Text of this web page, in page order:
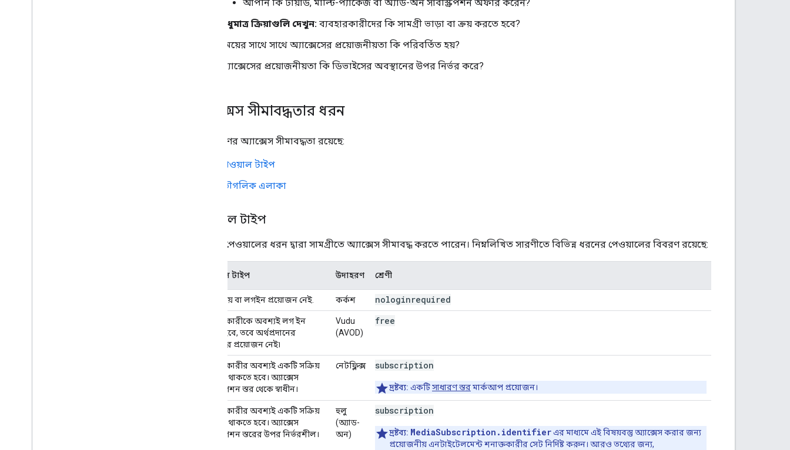
আপনি কি টায়ার্ড, মাল্টি-প্যাকেজ বা অ্যাড-অন সাবস্ক্রিপশন অফার করেন?
শুধুমাত্র ক্রিয়াগুলি দেখুন: ব্যবহারকারীদের কি সামগ্রী ভাড়া বা ক্রয় করতে হবে?
সময়ের সাথে সাথে অ্যাক্সেসের প্রয়োজনীয়তা কি পরিবর্তিত হয়?
অ্যাক্সেসের প্রয়োজনীয়তা কি ডিভাইসের অবস্থানের উপর নির্ভর করে?
অ্যাক্সেস সীমাবদ্ধতার ধরন
দুটি ধরণের অ্যাক্সেস সীমাবদ্ধতা রয়েছে:
পেওয়াল টাইপ
ভৌগলিক এলাকা
পেওয়াল টাইপ
আপনি পেওয়ালের ধরন দ্বারা সামগ্রীতে অ্যাক্সেস সীমাবদ্ধ করতে পারেন। নিম্নলিখিত সারণীতে বিভিন্ন ধরনের পেওয়ালের বিবরণ রয়েছে:
পেওয়াল টাইপ উদাহরণ শ্রেণী
কোন ক্রয় বা লগইন প্রয়োজন নেই. কর্কশ nologinrequired
ব্যবহারকারীকে অবশ্যই লগ ইন
করতে হবে, তবে অর্থপ্রদানের
সদস্যতার প্রয়োজন নেই৷
Vudu
(AVOD)
free
ব্যবহারকারীর অবশ্যই একটি সক্রিয়
সদস্যতা থাকতে হবে। অ্যাক্সেস
সাবস্ক্রিপশন স্তর থেকে স্বাধীন।
নেটফ্লিক্স subscription
দ্রষ্টব্য: একটিসাধারণ স্তরমার্কআপ প্রয়োজন।
ব্যবহারকারীর অবশ্যই একটি সক্রিয়
সদস্যতা থাকতে হবে। অ্যাক্সেস
সাবস্ক্রিপশন স্তরের উপর নির্ভরশীল।
হুলু
(অ্যাড-
অন)
subscription
দ্রষ্টব্য: MediaSubscription.identifier এর মাধ্যমে এই বিষয়বস্তু অ্যাক্সেস করার জন্য
প্রয়োজনীয় এনটাইটেলমেন্ট শনাক্তকারীর সেট নির্দিষ্ট করুন। আরও তথ্যের জন্য,